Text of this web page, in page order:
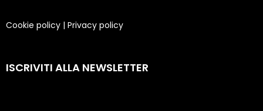
Cookie policy | Privacy policy
ISCRIVITI ALLA NEWSLETTER